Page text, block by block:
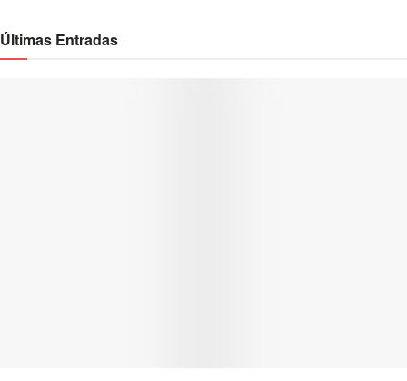
Últimas Entradas